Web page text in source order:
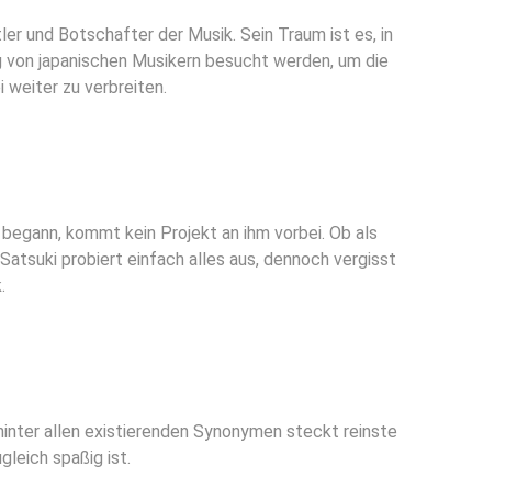
und Botschafter der Musik. Sein Traum ist es, in
japanischen Musikern besucht werden, um die
weiter zu verbreiten.
kommt kein Projekt an ihm vorbei. Ob als
probiert einfach alles aus, dennoch vergisst
allen existierenden Synonymen steckt reinste
spaßig ist.